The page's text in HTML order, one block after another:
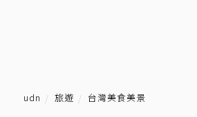
udn 旅遊 台灣美食美景